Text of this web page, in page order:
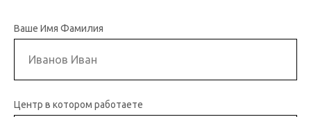
Ваше Имя Фамилия
Центр в котором работаете